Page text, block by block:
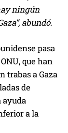
ningún
abundó.
pasa
que han
trabas a Gaza
de
ayuda
a la